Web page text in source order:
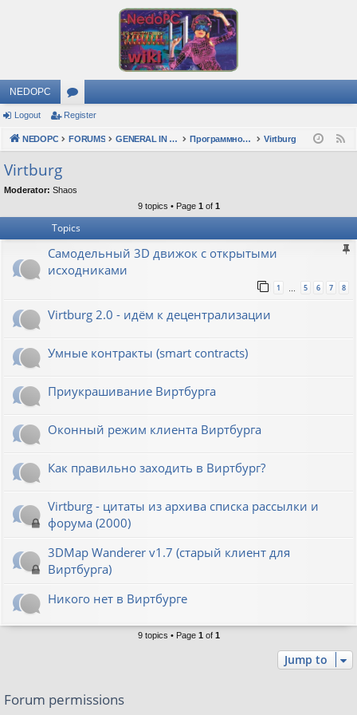
NEDOPC
or
u
s
Logout Register
NEDOPC FORUMS GENERAL IN RUSSIAN Программное обеспечение Virtburg
Virtburg
Moderator: Shaos
9 topics • Page 1 of 1
Topics
Самодельный 3D движок с открытыми
исходниками
1 … 5 6 7 8
Virtburg 2.0 - идём к децентрализации
Умные контракты (smart contracts)
Приукрашивание Виртбурга
Оконный режим клиента Виртбурга
Как правильно заходить в Виртбург?
Virtburg - цитаты из архива списка рассылки и
форума (2000)
3DMap Wanderer v1.7 (старый клиент для
Виртбурга)
Никого нет в Виртбурге
9 topics • Page 1 of 1
Jump to
Forum permissions